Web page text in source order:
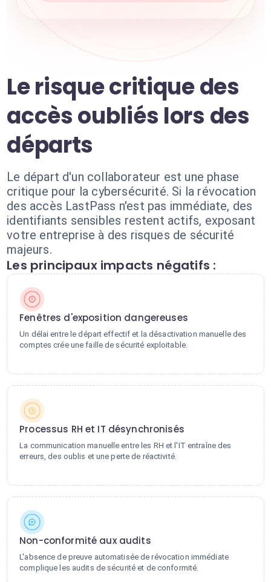
Le risque critique des
accès oubliés lors des
départs
Le départ d'un collaborateur est une phase
critique pour la cybersécurité. Si la révocation
des accès LastPass n'est pas immédiate, des
identifiants sensibles restent actifs, exposant
votre entreprise à des risques de sécurité
majeurs.
Les principaux impacts négatifs :
Fenêtres d'exposition dangereuses
Un délai entre le départ effectif et la désactivation manuelle des
comptes crée une faille de sécurité exploitable.
Processus RH et IT désynchronisés
La communication manuelle entre les RH et l'IT entraîne des
erreurs, des oublis et une perte de réactivité.
Non-conformité aux audits
L'absence de preuve automatisée de révocation immédiate
complique les audits de sécurité et de conformité.